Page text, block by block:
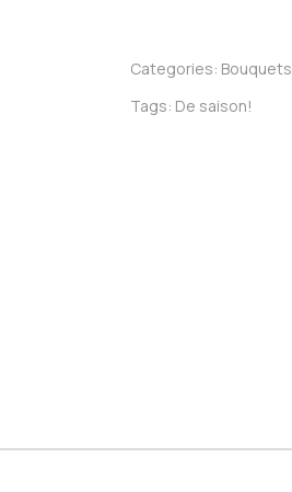
Categories: Bouquets
Tags: De saison!